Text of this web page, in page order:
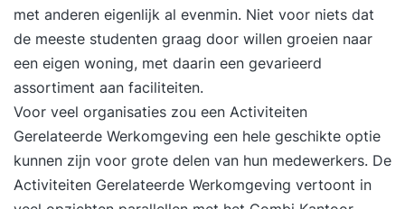
met anderen eigenlijk al evenmin. Niet voor niets dat
de meeste studenten graag door willen groeien naar
een eigen woning, met daarin een gevarieerd
assortiment aan faciliteiten.
Voor veel organisaties zou een Activiteiten
Gerelateerde Werkomgeving een hele geschikte optie
kunnen zijn voor grote delen van hun medewerkers. De
Activiteiten Gerelateerde Werkomgeving vertoont in